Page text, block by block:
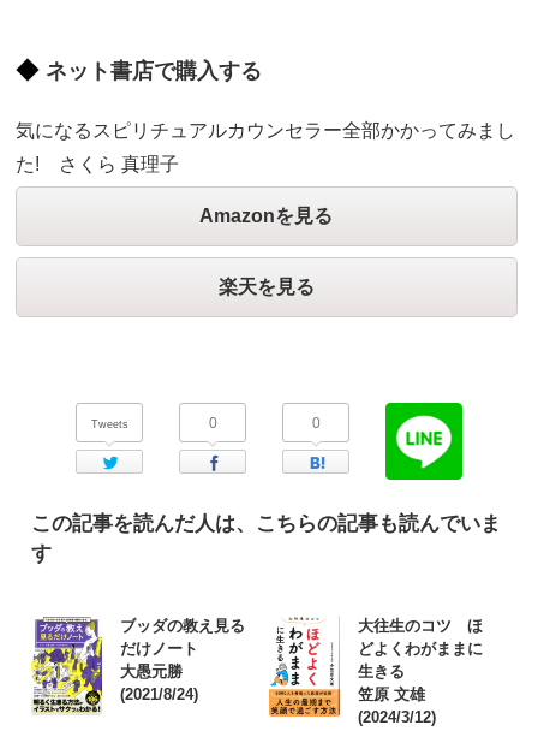
ネット書店で購入する
気になるスピリチュアルカウンセラー全部かかってみまし
た! さくら 真理子
Amazonを見る
楽天を見る
Tweets
Twitter
0
Facebook
0
はてなブックマーク
この記事を読んだ人は、こちらの記事も読んでいま
す
ブッダの教え見る
だけノート
大愚元勝
(2021/8/24)
大往生のコツ ほ
どよくわがままに
生きる
笠原 文雄
(2024/3/12)